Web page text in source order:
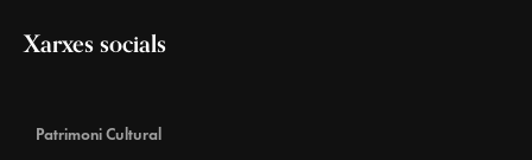
Xarxes socials
Patrimoni Cultural